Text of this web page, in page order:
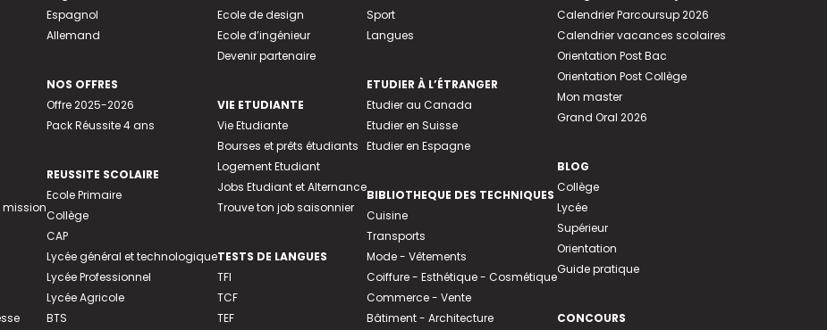
mission
Espagnol
Allemand
NOS OFFRES
Offre 2025-2026
Pack Réussite 4 ans
REUSSITE SCOLAIRE
Ecole Primaire
Collège
CAP
Lycée général et technologique
Lycée Professionnel
Lycée Agricole
BTS
Ecole de design
Ecole d’ingénieur
Devenir partenaire
VIE ETUDIANTE
Vie Etudiante
Bourses et prêts étudiants
Logement Etudiant
Jobs Etudiant et Alternance
Trouve ton job saisonnier
TESTS DE LANGUES
TFI
TCF
TEF
Sport
Langues
ETUDIER À L’ÉTRANGER
Etudier au Canada
Etudier en Suisse
Etudier en Espagne
BIBLIOTHEQUE DES TECHNIQUES
Cuisine
Transports
Mode - Vêtements
Coiffure - Esthétique - Cosmétique
Commerce - Vente
Bâtiment - Architecture
Calendrier Parcoursup 2026
Calendrier vacances scolaires
Orientation Post Bac
Orientation Post Collège
Mon master
Grand Oral 2026
BLOG
Collège
Lycée
Supérieur
Orientation
Guide pratique
CONCOURS